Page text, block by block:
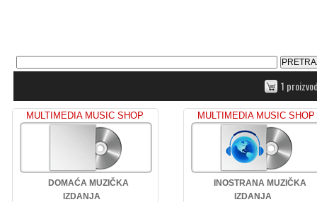
1
MULTIMEDIA MUSIC SHOP
DOMAĆA MUZIČKA
IZDANJA
MULTIMEDIA MUSIC SHOP
INOSTRANA MUZIČKA
IZDANJA